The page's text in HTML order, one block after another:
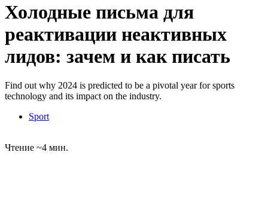
Холодные письма для
реактивации неактивных
лидов: зачем и как писать
Find out why 2024 is predicted to be a pivotal year for sports
technology and its impact on the industry.
Sport
Чтение ~4 мин.